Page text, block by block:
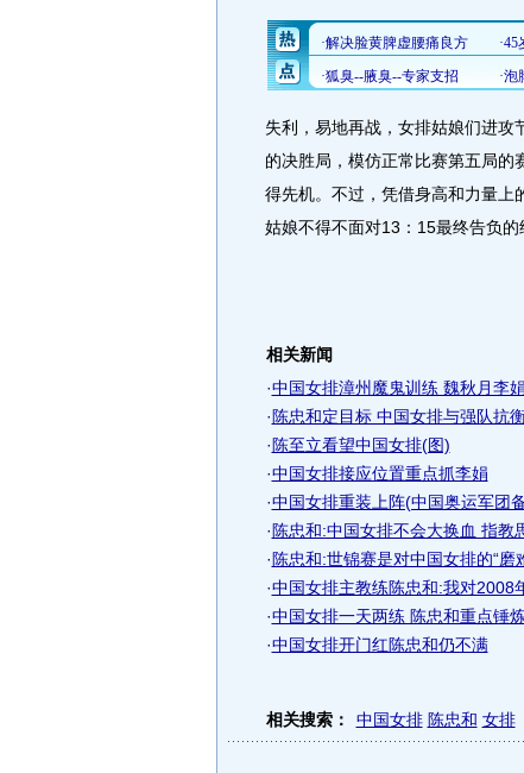
失利，易地再战，女排姑娘们进
的决胜局，模仿正常比赛第五局的
得先机。不过，凭借身高和力量上
姑娘不得不面对13：15最终告负的
相关新闻
·中国女排漳州魔鬼训练 魏秋月李
· 陈忠和定目标 中国女排与强队抗
· 陈至立看望中国女排(图)
·中国女排接应位置重点抓李娟
·中国女排重装上阵(中国奥运军团
· 陈忠和:中国女排不会大换血 指教
· 陈忠和:世锦赛是对中国女排的“磨
·中国女排主教练陈忠和:我对2008
·中国女排一天两练 陈忠和重点锤
·中国女排开门红陈忠和仍不满
相关搜索： 中国女排 陈忠和 女排